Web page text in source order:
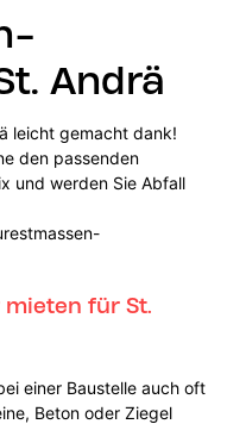
Andrä
leicht gemacht dank!
den passenden
und werden Sie Abfall
für St.
einer Baustelle auch oft
Beton oder Ziegel